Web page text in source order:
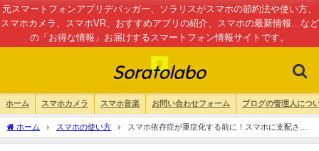
元スマートフォンアプリデバッガー、ソラリスがスマホの節約法や使い方、
スマホカメラ、スマホVR、おすすめアプリの紹介、スマホの最新情報…など
の「お得な情報」お届けするスマートフォン情報サイトです。
ホーム スマホカメラ スマホ音楽 お問い合わせフォーム ブログの管理人につ
ホーム スマホの使い方
スマホ依存症が重症化する前に！スマホに支配され
ない生き方を考える